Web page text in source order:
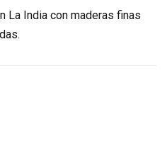
La India con maderas finas